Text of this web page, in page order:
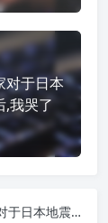
对于日本
,我哭了
听了关于砖家对于日本地震的报告后,我哭了